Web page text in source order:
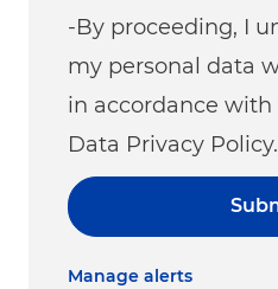
-By proceeding, I
my personal data
in accordance
Data Privacy Policy.
Manage alerts